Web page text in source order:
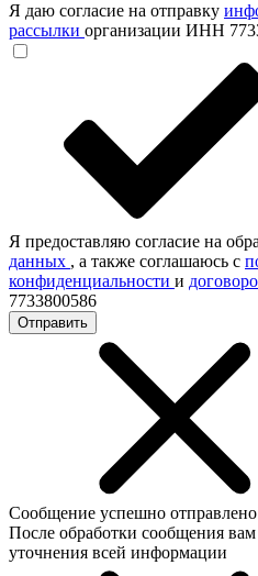
Я даю согласие на отправку
рассылки организации ИНН
Я предоставляю согласие на
данных , а также соглашаюсь с
конфиденциальности и
7733800586
Отправить
Сообщение успешно
После обработки сообщения
уточнения всей информации